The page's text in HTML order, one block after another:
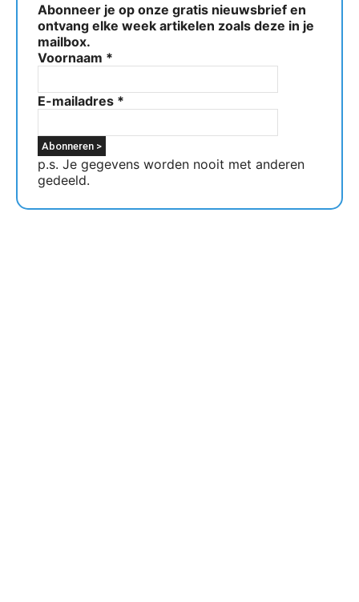
Abonneer je op onze gratis nieuwsbrief en
ontvang elke week artikelen zoals deze in je
mailbox.
Voornaam *
E-mailadres *
p.s. Je gegevens worden nooit met anderen
gedeeld.